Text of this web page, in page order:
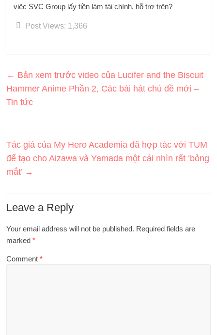
việc SVC Group lấy tiền làm tài chính. hỗ trợ trên?
Post Views: 1,366
← Bản xem trước video của Lucifer and the Biscuit
Hammer Anime Phần 2, Các bài hát chủ đề mới –
Tin tức
Tác giả của My Hero Academia đã hợp tác với TUM
để tạo cho Aizawa và Yamada một cái nhìn rất ‘bỏng
mắt’ →
Leave a Reply
Your email address will not be published. Required fields are
marked*
Comment*